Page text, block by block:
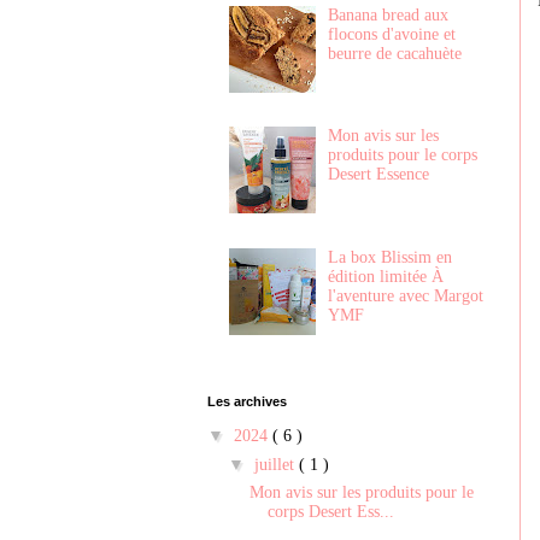
Banana bread aux
flocons d'avoine et
beurre de cacahuète
Mon avis sur les
produits pour le corps
Desert Essence
La box Blissim en
édition limitée À
l'aventure avec Margot
YMF
Les archives
▼ 2024 ( 6 )
▼ juillet ( 1 )
Mon avis sur les produits pour le
corps Desert Ess...